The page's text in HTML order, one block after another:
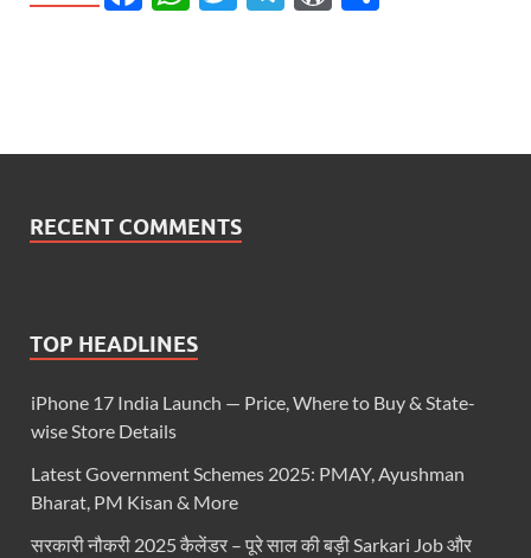
RECENT COMMENTS
TOP HEADLINES
iPhone 17 India Launch — Price, Where to Buy & State-
wise Store Details
Latest Government Schemes 2025: PMAY, Ayushman
Bharat, PM Kisan & More
सरकारी नौकरी 2025 कैलेंडर – पूरे साल की बड़ी Sarkari Job और